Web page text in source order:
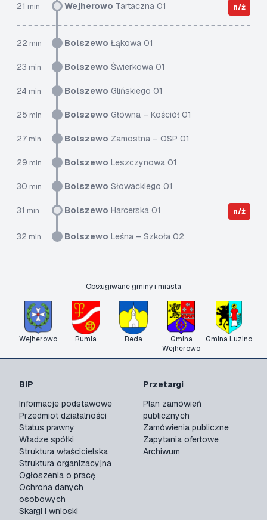
21 min Wejherowo Tartaczna 01 n/ż
22 min Bolszewo Łąkowa 01
23 min Bolszewo Świerkowa 01
24 min Bolszewo Glińskiego 01
25 min Bolszewo Główna – Kościół 01
27 min Bolszewo Zamostna – OSP 01
29 min Bolszewo Leszczynowa 01
30 min Bolszewo Słowackiego 01
31 min Bolszewo Harcerska 01 n/ż
32 min Bolszewo Leśna – Szkoła 02
Obsługiwane gminy i miasta
Wejherowo Rumia Reda
Gmina
Wejherowo
Gmina Luzino
BIP
Informacje podstawowe
Przedmiot działalności
Status prawny
Władze spółki
Struktura właścicielska
Struktura organizacyjna
Ogłoszenia o pracę
Ochrona danych
osobowych
Skargi i wnioski
Przetargi
Plan zamówień
publicznych
Zamówienia publiczne
Zapytania ofertowe
Archiwum